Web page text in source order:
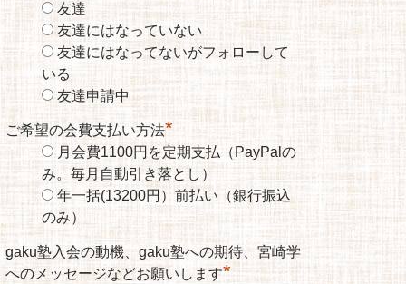
友達
友達にはなっていない
友達にはなってないがフォローして
いる
友達申請中
ご希望の会費支払い方法*
月会費1100円を定期支払（PayPalの
み。毎月自動引き落とし）
年一括(13200円）前払い（銀行振込
のみ）
gaku塾入会の動機、gaku塾への期待、宮崎学
へのメッセージなどお願いします*